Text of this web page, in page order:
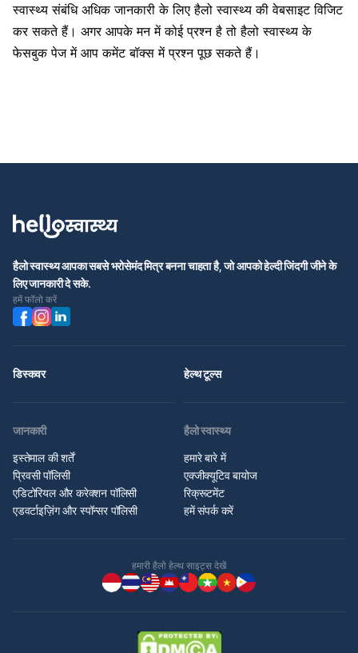
स्वास्थ्य संबंधि अधिक जानकारी के लिए हैलो स्वास्थ्य की वेबसाइट विजिट
कर सकते हैं। अगर आपके मन में कोई प्रश्न है तो हैलो स्वास्थ्य के
फेसबुक पेज में आप कमेंट बॉक्स में प्रश्न पूछ सकते हैं।
हैलो स्वास्थ्य आपका सबसे भरोसेमंद मित्र बनना चाहता है, जो आपको हेल्दी जिंदगी जीने के
लिए जानकारी दे सके.
हमें फॉलो करें
डिस्कवर हेल्थ टूल्स
जानकारी
इस्तेमाल की शर्तें
प्रिवसी पॉलिसी
एडिटोरियल और करेक्शन पॉलिसी
एडवर्टाइज़िंग और स्पॉन्सर पॉलिसी
हैलो स्वास्थ्य
हमारे बारे में
एक्जीक्यूटिव बायोज
रिक्रूटमेंट
हमें संपर्क करें
हमारी हैलो हेल्थ साइट्स देखें